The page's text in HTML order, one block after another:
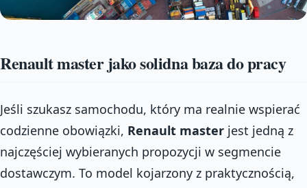
Renault master jako solidna baza do pracy
Jeśli szukasz samochodu, który ma realnie wspierać
codzienne obowiązki, Renault master jest jedną z
najczęściej wybieranych propozycji w segmencie
dostawczym. To model kojarzony z praktycznością,